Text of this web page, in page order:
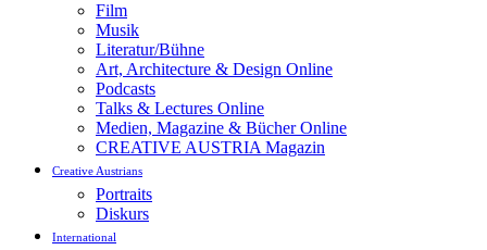
Film
Musik
Literatur/Bühne
Art, Architecture & Design Online
Podcasts
Talks & Lectures Online
Medien, Magazine & Bücher Online
CREATIVE AUSTRIA Magazin
Creative Austrians
Portraits
Diskurs
International